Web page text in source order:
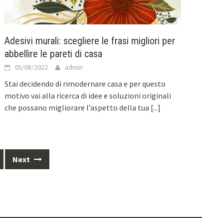
Adesivi murali: scegliere le frasi migliori per
abbellire le pareti di casa
05/08/2022 admin
Stai decidendo di rimodernare casa e per questo
motivo vai alla ricerca di idee e soluzioni originali
che possano migliorare l’aspetto della tua [...]
Next